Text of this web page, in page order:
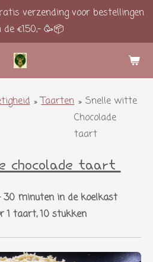
verzending voor bestellingen
de €150,- 🥳📦
» Taarten » Snelle witte
Chocolade
taart
chocolade taart
30 minuten in de koelkast
1 taart, 10 stukken